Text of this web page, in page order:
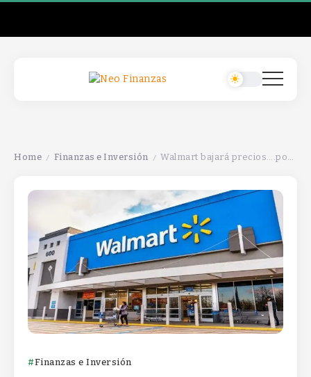
Home / Finanzas e Inversión / Walmart bajará precios….por petición de Donald TrumpWalmart bajará precios….por petición de Donald TrumpWalmart bajará precios….por petición de Donald Trump
Finanzas e Inversión